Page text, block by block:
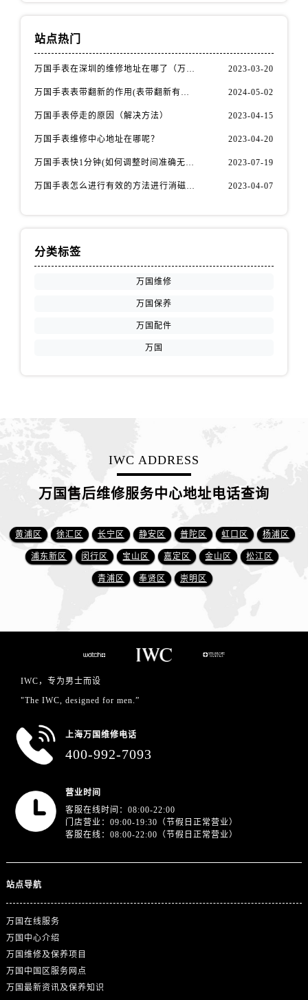
站点热门
2023-03-20
2024-05-02
万国手表停走的原因（解决方法） 2023-04-15
万国手表维修中心地址在哪呢？ 2023-04-20
2023-07-19
2023-04-07
分类标签
万国维修
万国保养
万国配件
万国
IWC ADDRESS
万国售后维修服务中心地址电话查询
黄浦区 徐汇区 长宁区 静安区 普陀区 虹口区 杨浦区
浦东新区 闵行区 宝山区 嘉定区 金山区 松江区
青浦区 奉贤区 崇明区
IWC，专为男士而设
"The IWC, designed for men.”
上海万国维修电话
400-992-7093
营业时间
客服在线时间：08:00-22:00
门店营业：09:00-19:30（节假日正常营业）
客服在线：08:00-22:00（节假日正常营业）
站点导航
万国在线服务
万国中心介绍
万国维修及保养项目
万国中国区服务网点
万国最新资讯及保养知识